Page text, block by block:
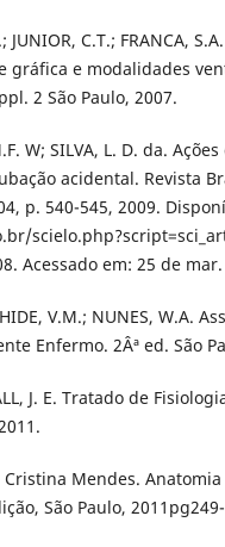
JUNIOR, C.T.; FRANCA,
gráfica e modalidades
2 São Paulo, 2007.
W; SILVA, L. D. da.
acidental. Revista
p. 540-545, 2009.
Acessado em: 25 de
V.M.; NUNES, W.A.
Enfermo. 2Âª ed. São
J. E. Tratado de
Cristina Mendes.
São Paulo,